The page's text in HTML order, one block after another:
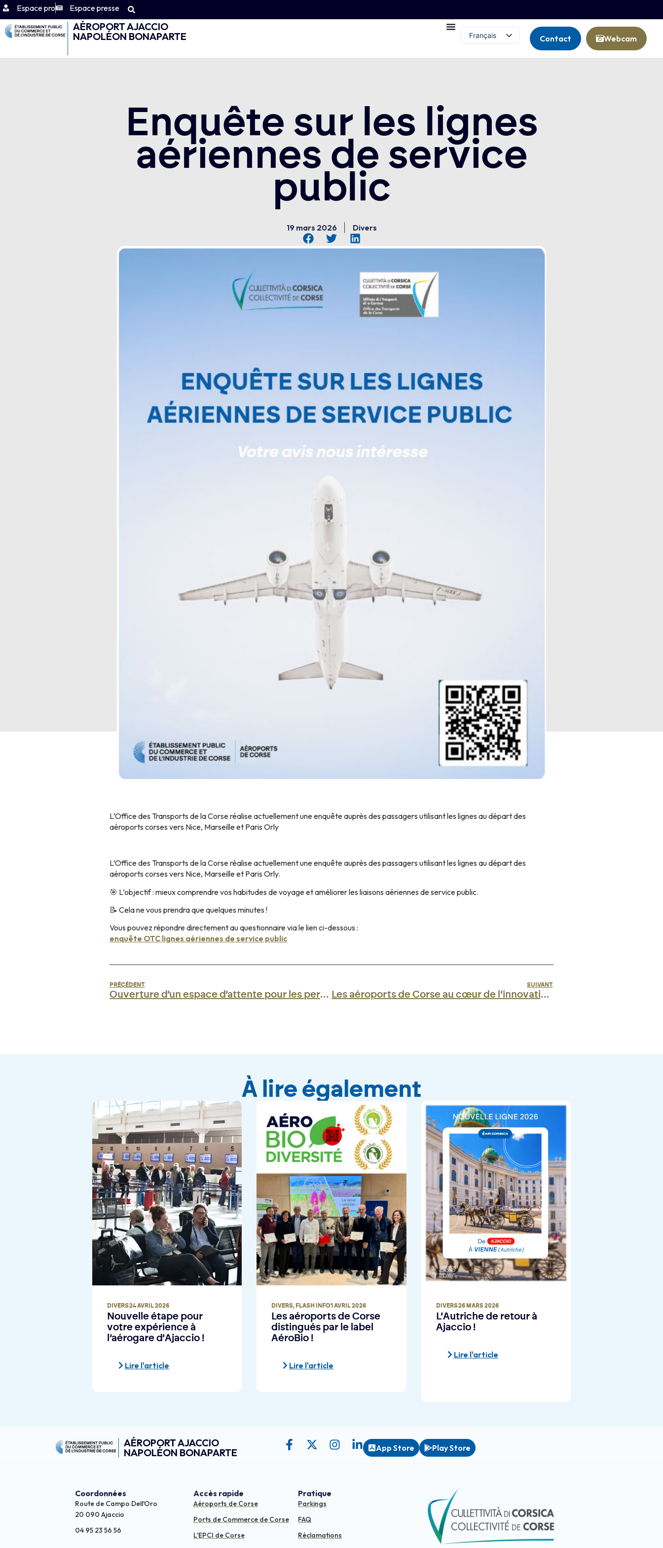
Espace pro Espace presse
AÉROPORT AJACCIO
NAPOLÉON BONAPARTE
Français
Contact Webcam
Enquête sur les lignes
aériennes de service
public
19 mars 2026 Divers
L’Office des Transports de la Corse réalise actuellement une enquête auprès des passagers utilisant les lignes au départ des
aéroports corses vers Nice, Marseille et Paris Orly
L’Office des Transports de la Corse réalise actuellement une enquête auprès des passagers utilisant les lignes au départ des
aéroports corses vers Nice, Marseille et Paris Orly.
🎯 L’objectif : mieux comprendre vos habitudes de voyage et améliorer les liaisons aériennes de service public.
📝 Cela ne vous prendra que quelques minutes !
Vous pouvez répondre directement au questionnaire via le lien ci-dessous :
enquête OTC lignes aériennes de service public
PRÉCÉDENT
Ouverture d’un espace d’attente pour les personnes à mobilité réduite ou ayant des difficultés à se déplacer
SUIVANT
Les aéroports de Corse au cœur de l’innovation aéronautique !
À lire également
DIVERS24 AVRIL 2026
Nouvelle étape pour
votre expérience à
l’aérogare d’Ajaccio !
Lire l'article
DIVERS, FLASH INFO1 AVRIL 2026
Les aéroports de Corse
distingués par le label
AéroBio !
Lire l'article
DIVERS26 MARS 2026
L’Autriche de retour à
Ajaccio !
Lire l'article
AÉROPORT AJACCIO
NAPOLÉON BONAPARTE
App Store Play Store
Coordonnées
Route de Campo Dell'Oro
20 090 Ajaccio
04 95 23 56 56
Accès rapide
Aéroports de Corse
Ports de Commerce de Corse
L'EPCI de Corse
Pratique
Parkings
FAQ
Réclamations